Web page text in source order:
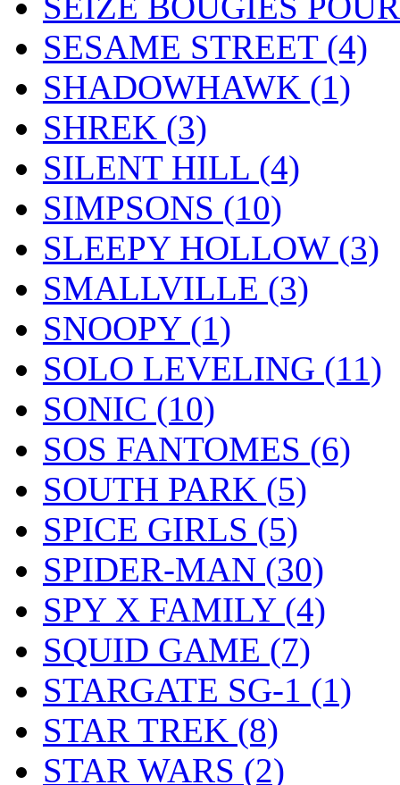
SESAME STREET (4)
SHADOWHAWK (1)
SHREK (3)
SILENT HILL (4)
SIMPSONS (10)
SLEEPY HOLLOW (3)
SMALLVILLE (3)
SNOOPY (1)
SOLO LEVELING (11)
SONIC (10)
SOS FANTOMES (6)
SOUTH PARK (5)
SPICE GIRLS (5)
SPIDER-MAN (30)
SPY X FAMILY (4)
SQUID GAME (7)
STARGATE SG-1 (1)
STAR TREK (8)
STAR WARS (2)